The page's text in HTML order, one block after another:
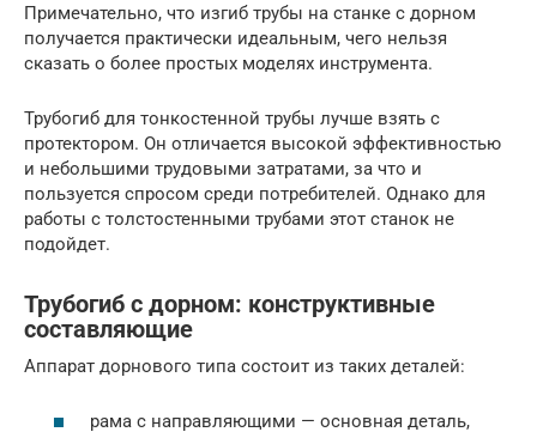
Примечательно, что изгиб трубы на станке с дорном
получается практически идеальным, чего нельзя
сказать о более простых моделях инструмента.
Трубогиб для тонкостенной трубы лучше взять с
протектором. Он отличается высокой эффективностью
и небольшими трудовыми затратами, за что и
пользуется спросом среди потребителей. Однако для
работы с толстостенными трубами этот станок не
подойдет.
Трубогиб с дорном: конструктивные
составляющие
Аппарат дорнового типа состоит из таких деталей:
рама с направляющими — основная деталь,